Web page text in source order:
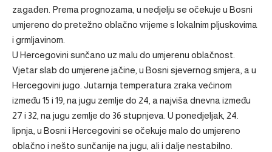
zagađen. Prema prognozama, u nedjelju se očekuje u Bosni
umjereno do pretežno oblačno vrijeme s lokalnim pljuskovima
i grmljavinom.
U Hercegovini sunčano uz malu do umjerenu oblačnost.
Vjetar slab do umjerene jačine, u Bosni sjevernog smjera, a u
Hercegovini jugo. Jutarnja temperatura zraka većinom
između 15 i 19, na jugu zemlje do 24, a najviša dnevna između
27 i 32, na jugu zemlje do 36 stupnjeva. U ponedjeljak, 24.
lipnja, u Bosni i Hercegovini se očekuje malo do umjereno
oblačno i nešto sunčanije na jugu, ali i dalje nestabilno.